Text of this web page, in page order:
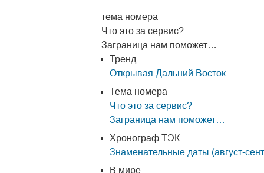
тема номера
Что это за сервис?
Заграница нам поможет…
Тренд
Открывая Дальний Восток
Тема номера
Что это за сервис?
Заграница нам поможет…
Хронограф ТЭК
Знаменательные даты (август-
В мире